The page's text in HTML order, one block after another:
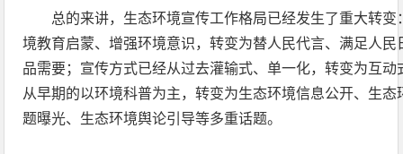
总的来讲，生态环境宣传工作格局已经发生了重大转
境教育启蒙、增强环境意识，转变为替人民代言、满足人
品需要；宣传方式已经从过去灌输式、单一化，转变为互
从早期的以环境科普为主，转变为生态环境信息公开、生
题曝光、生态环境舆论引导等多重话题。